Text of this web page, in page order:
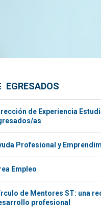
EGRESADOS
de Experiencia
as
Profesional y
Empleo
de Mentores ST: una
profesional